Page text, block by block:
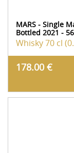
MARS - Single
Bottled 2021 -
Whisky70 cl
178.00 €